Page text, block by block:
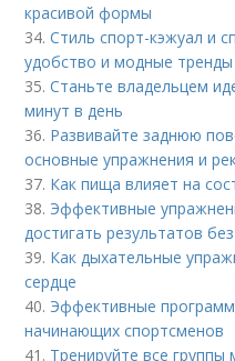
красивой формы
34.Стиль спорт-кэжуал и
удобство и модные тренды
35.Станьте владельцем
минут в день
36. Развивайте заднюю
основные упражнения и
37. Как пища влияет на
38. Эффективные
достигать результатов
39. Как дыхательные
сердце
40. Эффективные
начинающих спортсменов
41. Тренируйте все